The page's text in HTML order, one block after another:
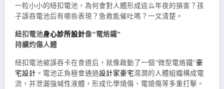
一粒小小的紐扣電池，為何會對人體形成這么年夜的損害？孩
子誤吞電池后有哪些表現？急救能催吐嗎？一文清楚。
紐扣電池身心診所設計像“電烙鐵”
持續灼傷人體
紐扣電池被誤吞卡在食道后，就像啟動了一個“微型電烙鐵”豪
宅設計 。電池正負極會通過設計家豪宅濕潤的人體組織構成電
流，并泄漏強堿性液體，形成化學燒傷、電燒傷等多重打擊。